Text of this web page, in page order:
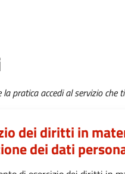
la pratica accedi al servizio che
dei diritti in
dei dati